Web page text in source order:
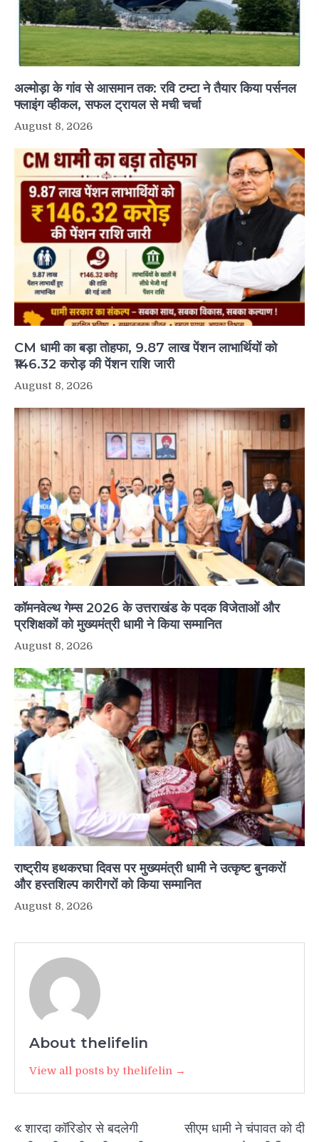
अल्मोड़ा के गांव से आसमान तक: रवि टम्टा ने तैयार किया पर्सनल
फ्लाइंग व्हीकल, सफल ट्रायल से मची चर्चा
August 8, 2026
CM धामी का बड़ा तोहफा, 9.87 लाख पेंशन लाभार्थियों को
₹146.32 करोड़ की पेंशन राशि जारी
August 8, 2026
कॉमनवेल्थ गेम्स 2026 के उत्तराखंड के पदक विजेताओं और
प्रशिक्षकों को मुख्यमंत्री धामी ने किया सम्मानित
August 8, 2026
राष्ट्रीय हथकरघा दिवस पर मुख्यमंत्री धामी ने उत्कृष्ट बुनकरों
और हस्तशिल्प कारीगरों को किया सम्मानित
August 8, 2026
About thelifelin
View all posts by thelifelin →
शारदा कॉरिडोर से बदलेगी
सीएम धामी ने चंपावत को दी